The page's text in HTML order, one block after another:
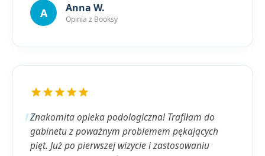
A Anna W.
Opinia z Booksy
Znakomita opieka podologiczna! Trafiłam do
gabinetu z poważnym problemem pękających
pięt. Już po pierwszej wizycie i zastosowaniu